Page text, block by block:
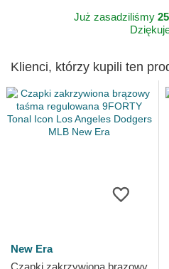
Już zasadziliśmy
Klienci, którzy kupili ten
New Era